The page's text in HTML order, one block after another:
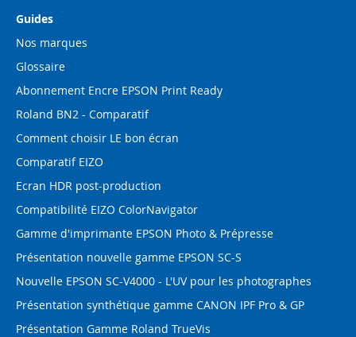
Guides
Nos marques
Glossaire
Abonnement Encre EPSON Print Ready
Roland BN2 - Comparatif
Comment choisir LE bon écran
Comparatif EIZO
Ecran HDR post-production
Compatibilité EIZO ColorNavigator
Gamme d'imprimante EPSON Photo & Prépresse
Présentation nouvelle gamme EPSON SC-S
Nouvelle EPSON SC-V4000 - L'UV pour les photographes
Présentation synthétique gamme CANON IPF Pro & GP
Présentation Gamme Roland TrueVis